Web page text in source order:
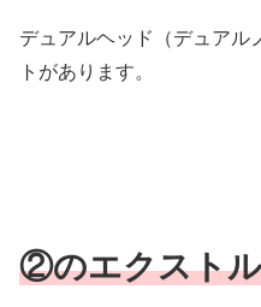
デュアルヘッド（デュアル
トがあります。
②のエクスト